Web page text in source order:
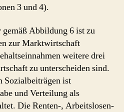
3 und 4).
Abbildung 6 ist zu
zur Marktwirtschaft
weitere drei
zu unterscheiden sind.
Sozialbeiträgen ist
und Verteilung als
Die Renten-, Arbeitslosen-